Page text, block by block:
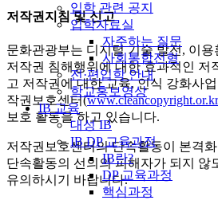
입학 관련 공지
입학자료실
자주하는 질문
사회통합전형
전·편입학 안내
학교홍보영상
IB 교육
대성 IB
IB DP 교육과정
IB란?
DP 교육과정
핵심과정
저작권지침 및 신고
문화관광부는 디지털 기술 발전, 이
저작권 침해행위에 대한 효과적인 저
고 저작권에 대한 교육, 인식 강화사
작권보호센터(www.cleancopyright.or.kr
보호 활동을 하고 있습니다.
저작권보호센터의 단속활동이 본격
단속활동의 선의의 피해자가 되지 않
유의하시기 바랍니다.